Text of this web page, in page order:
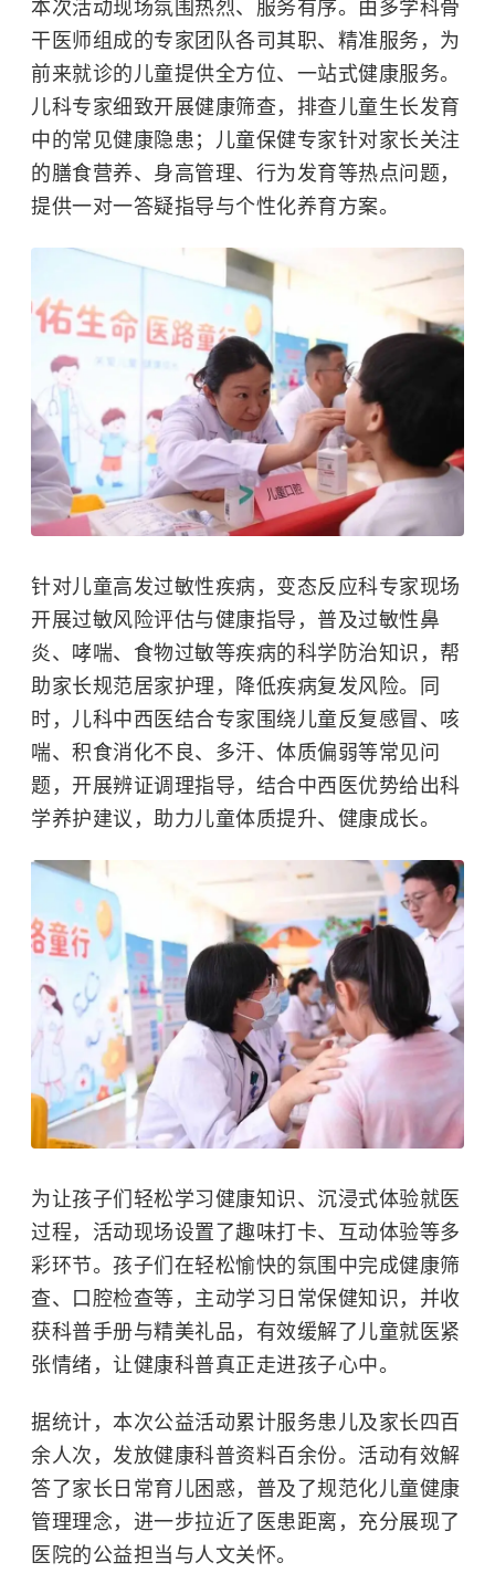
本次活动现场氛围热烈、服务有序。由多学科骨
干医师组成的专家团队各司其职、精准服务，为
前来就诊的儿童提供全方位、一站式健康服务。
儿科专家细致开展健康筛查，排查儿童生长发育
中的常见健康隐患；儿童保健专家针对家长关注
的膳食营养、身高管理、行为发育等热点问题，
提供一对一答疑指导与个性化养育方案。
针对儿童高发过敏性疾病，变态反应科专家现场
开展过敏风险评估与健康指导，普及过敏性鼻
炎、哮喘、食物过敏等疾病的科学防治知识，帮
助家长规范居家护理，降低疾病复发风险。同
时，儿科中西医结合专家围绕儿童反复感冒、咳
喘、积食消化不良、多汗、体质偏弱等常见问
题，开展辨证调理指导，结合中西医优势给出科
学养护建议，助力儿童体质提升、健康成长。
为让孩子们轻松学习健康知识、沉浸式体验就医
过程，活动现场设置了趣味打卡、互动体验等多
彩环节。孩子们在轻松愉快的氛围中完成健康筛
查、口腔检查等，主动学习日常保健知识，并收
获科普手册与精美礼品，有效缓解了儿童就医紧
张情绪，让健康科普真正走进孩子心中。
据统计，本次公益活动累计服务患儿及家长四百
余人次，发放健康科普资料百余份。活动有效解
答了家长日常育儿困惑，普及了规范化儿童健康
管理理念，进一步拉近了医患距离，充分展现了
医院的公益担当与人文关怀。